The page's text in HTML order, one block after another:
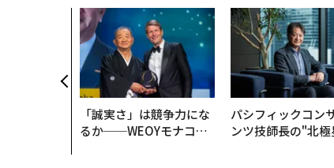
「誠実さ」は競争力にな
るか──WEOYモナコで
パシフィックコン
ンツ技師長の"北